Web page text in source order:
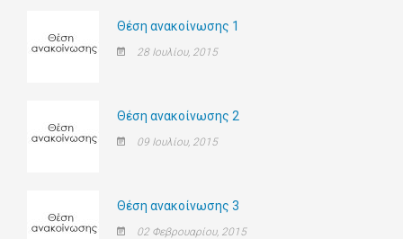
Θέση ανακοίνωσης 1
28 Ιουλίου, 2015
Θέση ανακοίνωσης 2
09 Ιουλίου, 2015
Θέση ανακοίνωσης 3
02 Φεβρουαρίου, 2015